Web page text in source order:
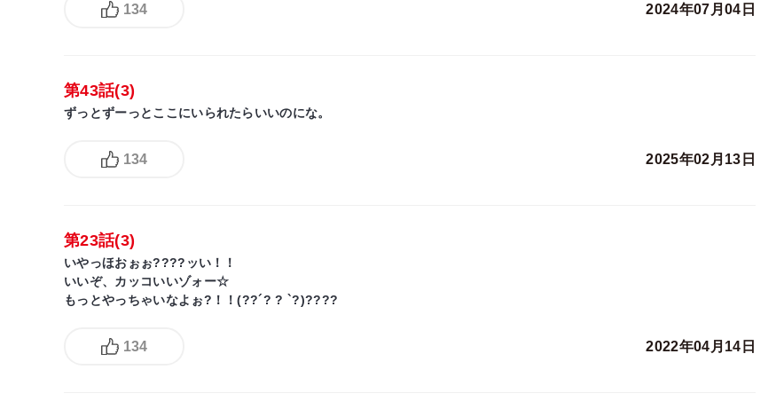
134 2024年07月04日
第43話(3)
ずっとずーっとここにいられたらいいのにな。
134 2025年02月13日
第23話(3)
いやっほおぉぉ????ッい！！
いいぞ、カッコいいゾォー☆
もっとやっちゃいなよぉ?！！(??´? ? `?)????
134 2022年04月14日